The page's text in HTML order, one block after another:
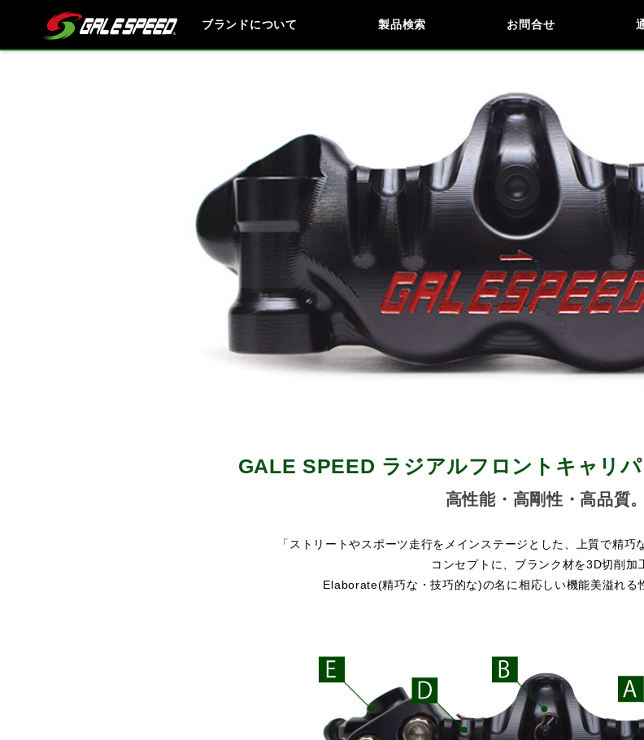
ブランドについて 製品検索 お問合せ
YAMAHA SUZUKI KAWASAKI BMW DUCATI
閉じる
GALE SPEED ラジアルフロントキャリ
高性能・高剛性・高品質。
「ストリートやスポーツ走行をメインステージとした、上質で精巧
コンセプトに、ブランク材を3D切削加
Elaborate(精巧な・技巧的な)の名に相応しい機能美溢れる